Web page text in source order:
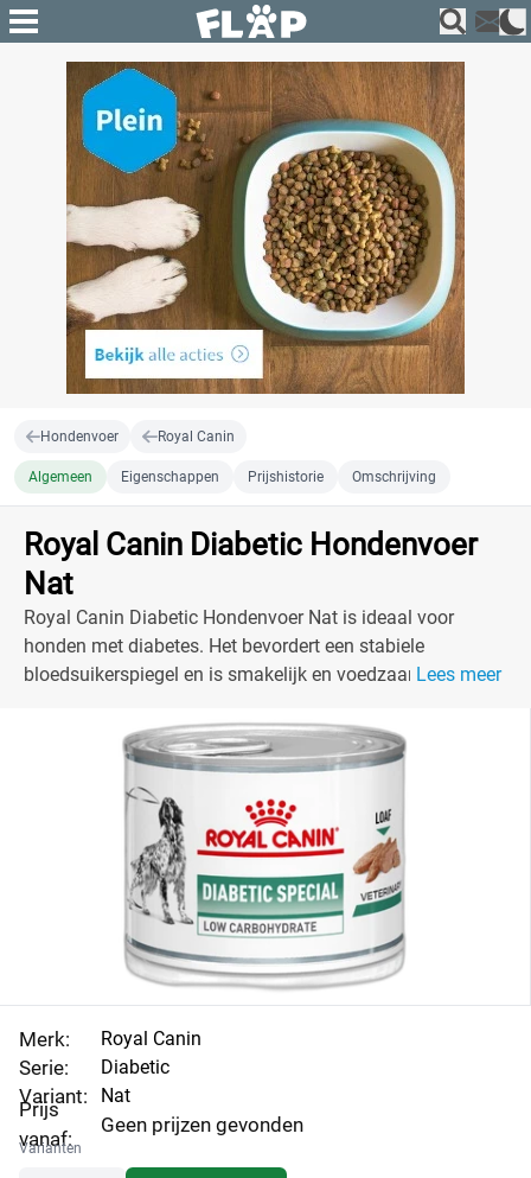
Hondenvoer Royal Canin
Algemeen Eigenschappen Prijshistorie Omschrijving
Royal Canin Diabetic Hondenvoer
Nat
Royal Canin Diabetic Hondenvoer Nat is ideaal voor
honden met diabetes. Het bevordert een stabiele
bloedsuikerspiegel en is smakelijk en voedzaam. Perfect
Lees meer
Merk:
Serie:
Variant:
Prijs
vanaf:
Royal Canin
Diabetic
Nat
Geen prijzen gevonden
Varianten